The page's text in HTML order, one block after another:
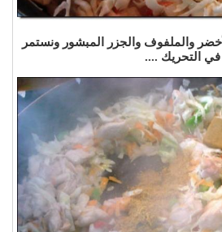
والملفوف والجزر المبشور ونستمر
في التحريك ....